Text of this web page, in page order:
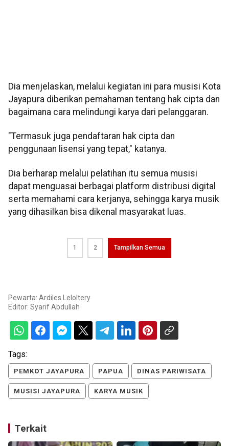
Dia menjelaskan, melalui kegiatan ini para musisi Kota
Jayapura diberikan pemahaman tentang hak cipta dan
bagaimana cara melindungi karya dari pelanggaran.
"Termasuk juga pendaftaran hak cipta dan
penggunaan lisensi yang tepat," katanya.
Dia berharap melalui pelatihan itu semua musisi
dapat menguasai berbagai platform distribusi digital
serta memahami cara kerjanya, sehingga karya musik
yang dihasilkan bisa dikenal masyarakat luas.
1 2 Tampilkan Semua
Pewarta: Ardiles Leloltery
Editor: Syarif Abdullah
Tags:
PEMKOT JAYAPURA PAPUA DINAS PARIWISATA
MUSISI JAYAPURA KARYA MUSIK
Terkait